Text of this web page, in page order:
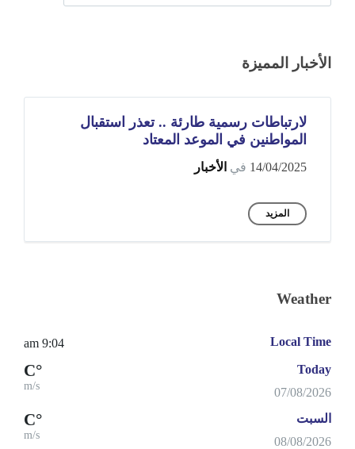
الأخبار المميزة
لارتباطات رسمية طارئة .. تعذر استقبال
المواطنين في الموعد المعتاد
14/04/2025 في الأخبار
المزيد
Weather
Local Time
9:04 am
Today
07/08/2026
°C
m/s
السبت
08/08/2026
°C
m/s